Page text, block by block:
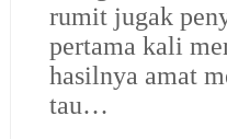
rumit jugak
pertama kali
hasilnya amat
tau…